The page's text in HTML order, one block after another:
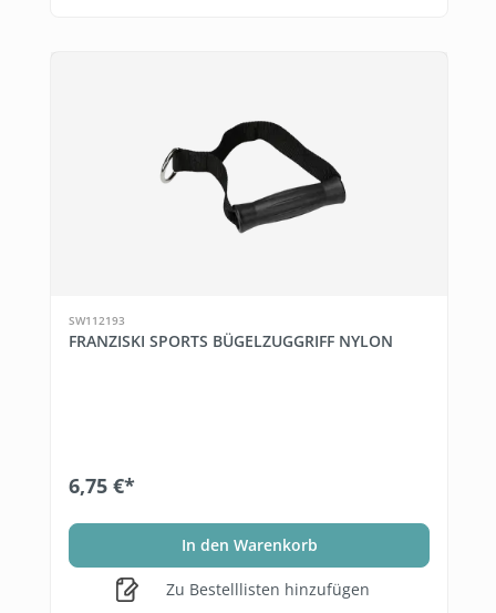
SW112193
FRANZISKI SPORTS BÜGELZUGGRIFF NYLON
6,75 €*
In den Warenkorb
Zu Bestelllisten hinzufügen